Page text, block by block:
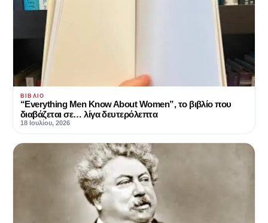
ΒΙΒΛΊΟ
“Everything Men Know About Women”, το βιβλίο που
διαβάζεται σε… λίγα δευτερόλεπτα
18 Ιουλίου, 2026